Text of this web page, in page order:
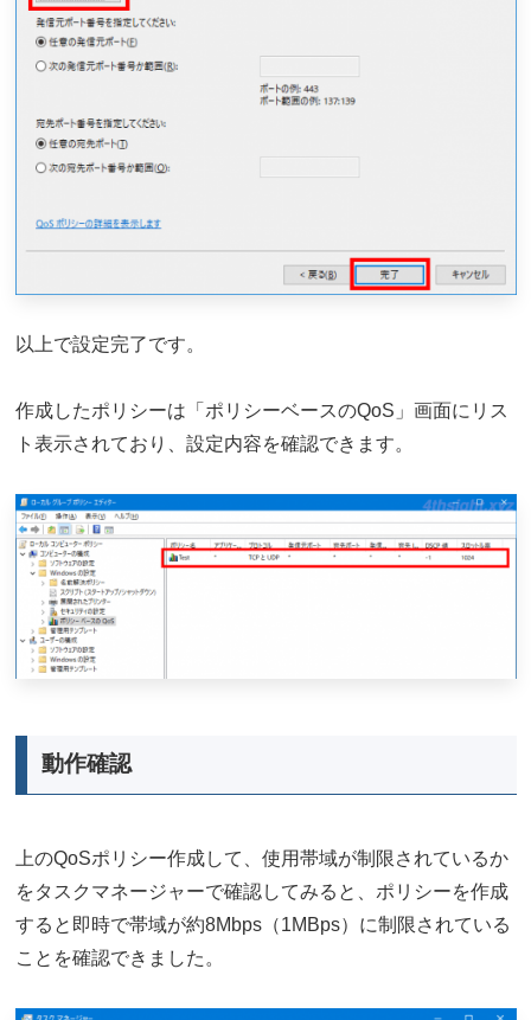
以上で設定完了です。
作成したポリシーは「ポリシーベースのQoS」画面にリス
ト表示されており、設定内容を確認できます。
動作確認
上のQoSポリシー作成して、使用帯域が制限されているか
をタスクマネージャーで確認してみると、ポリシーを作成
すると即時で帯域が約8Mbps（1MBps）に制限されている
ことを確認できました。